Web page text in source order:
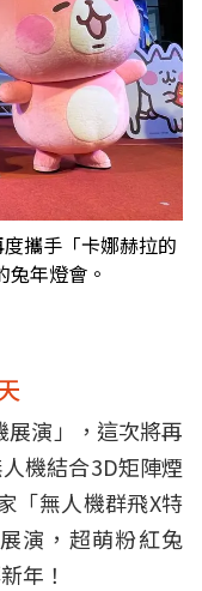
攜手「卡娜赫拉的
年燈會。
演」，這次將再
機結合3D矩陣煙
「無人機群飛X特
演，超萌粉紅兔
年！